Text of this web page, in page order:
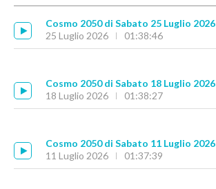
Cosmo 2050 di Sabato 25 Luglio 2026
25 Luglio 2026
01:38:46
Cosmo 2050 di Sabato 18 Luglio 2026
18 Luglio 2026
01:38:27
Cosmo 2050 di Sabato 11 Luglio 2026
11 Luglio 2026
01:37:39